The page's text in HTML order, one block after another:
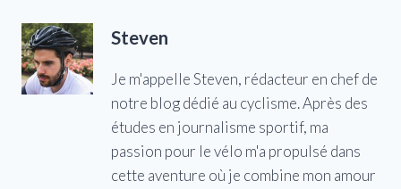
Steven
Je m'appelle Steven, rédacteur en chef de
notre blog dédié au cyclisme. Après des
études en journalisme sportif, ma
passion pour le vélo m'a propulsé dans
cette aventure où je combine mon amour